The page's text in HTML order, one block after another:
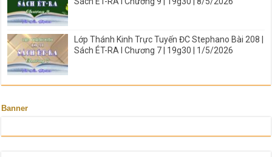
Lớp Thánh Kinh Trực Tuyến ĐC Stephano Bài 208 |
Sách ÉT-RA I Chương 7 | 19g30 | 1/5/2026
Banner